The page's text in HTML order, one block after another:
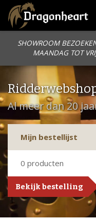
SHOWROOM
MAANDAG TOT
Al meer dan 20
Mijn bestellijst
0 producten
Bekijk bestelling